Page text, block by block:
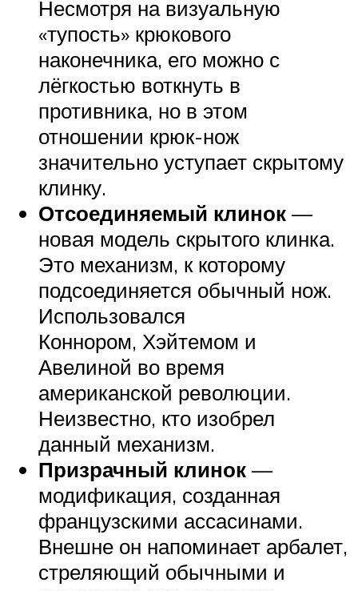
Несмотря на визуальную
«тупость» крюкового
наконечника, его можно с
лёгкостью воткнуть в
противника, но в этом
отношении крюк-нож
значительно уступает скрытому
клинку.
Отсоединяемый клинок —
новая модель скрытого клинка.
Это механизм, к которому
подсоединяется обычный нож.
Использовался
Коннором, Хэйтемом и
Авелиной во время
американской революции.
Неизвестно, кто изобрел
данный механизм.
Призрачный клинок —
модификация, созданная
французскими ассасинами.
Внешне он напоминает арбалет,
стреляющий обычными и